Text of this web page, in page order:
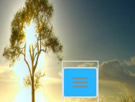
Toggle